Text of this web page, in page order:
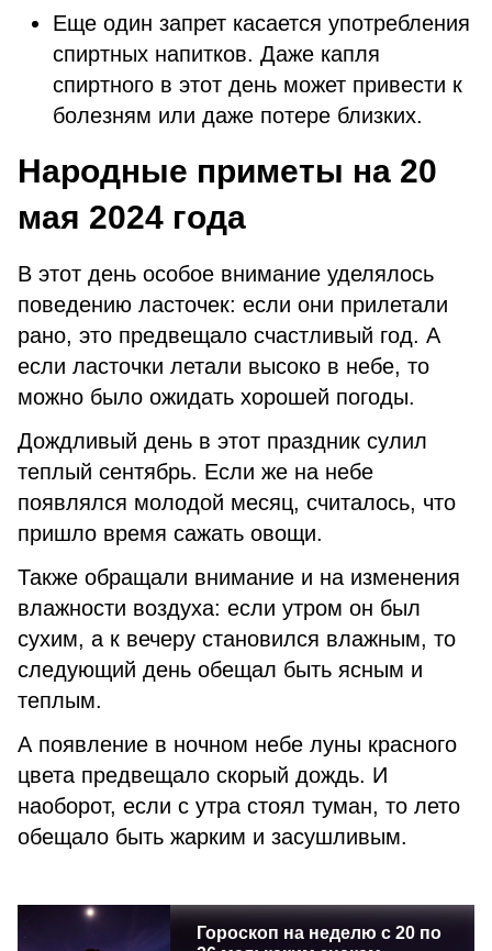
Еще один запрет касается употребления
спиртных напитков. Даже капля
спиртного в этот день может привести к
болезням или даже потере близких.
Народные приметы на 20
мая 2024 года
В этот день особое внимание уделялось
поведению ласточек: если они прилетали
рано, это предвещало счастливый год. А
если ласточки летали высоко в небе, то
можно было ожидать хорошей погоды.
Дождливый день в этот праздник сулил
теплый сентябрь. Если же на небе
появлялся молодой месяц, считалось, что
пришло время сажать овощи.
Также обращали внимание и на изменения
влажности воздуха: если утром он был
сухим, а к вечеру становился влажным, то
следующий день обещал быть ясным и
теплым.
А появление в ночном небе луны красного
цвета предвещало скорый дождь. И
наоборот, если с утра стоял туман, то лето
обещало быть жарким и засушливым.
Гороскоп на неделю с 20 по